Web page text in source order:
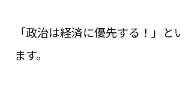
「政治は経済に優先する！」と
ます。